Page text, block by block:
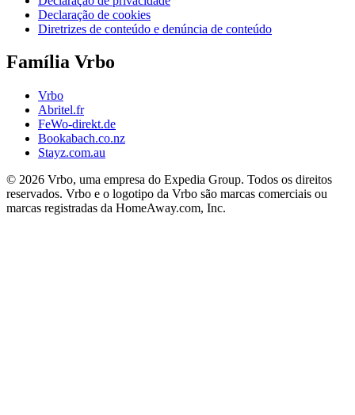
Declaração de cookies
Diretrizes de conteúdo e denúncia de conteúdo
Família Vrbo
Vrbo
Abritel.fr
FeWo-direkt.de
Bookabach.co.nz
Stayz.com.au
© 2026 Vrbo, uma empresa do Expedia Group. Todos os direitos
reservados. Vrbo e o logotipo da Vrbo são marcas comerciais ou
marcas registradas da HomeAway.com, Inc.